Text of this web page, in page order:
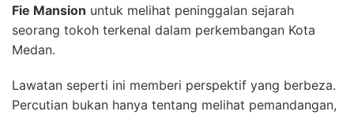
Fie Mansion untuk melihat peninggalan sejarah
seorang tokoh terkenal dalam perkembangan Kota
Medan.
Lawatan seperti ini memberi perspektif yang berbeza.
Percutian bukan hanya tentang melihat pemandangan,